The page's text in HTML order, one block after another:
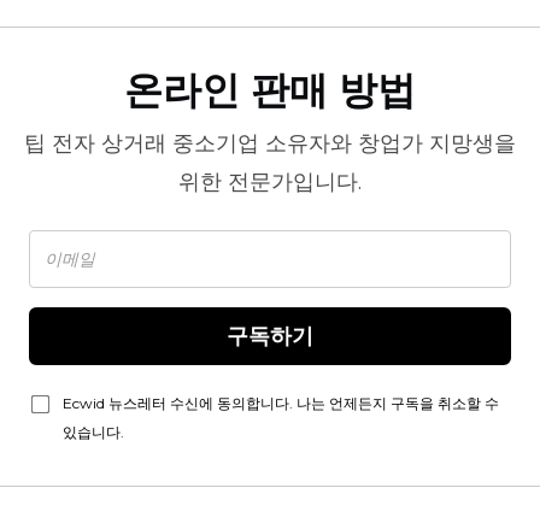
온라인 판매 방법
팁 전자 상거래 중소기업 소유자와 창업가 지망생을
위한 전문가입니다.
구독하기
Ecwid 뉴스레터 수신에 동의합니다. 나는 언제든지 구독을 취소할 수
있습니다.